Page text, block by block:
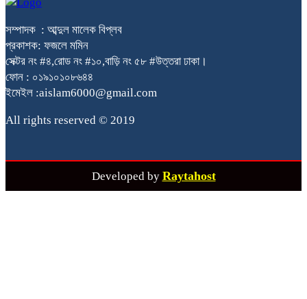
সম্পাদক : আব্দুল মালেক বিপ্লব
প্রকাশক: ফজলে মমিন
সেক্টর নং #৪,রোড নং #১০,বাড়ি নং ৫৮ #উত্তরা ঢাকা।
ফোন : ০১৯১০১০৮৬৪৪
ইমেইল :aislam6000@gmail.com
All rights reserved © 2019
Developed by Raytahost